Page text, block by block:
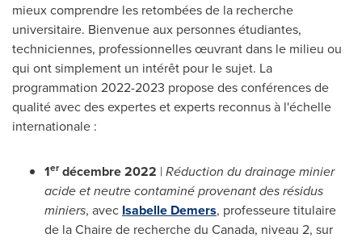
mieux comprendre les retombées de la recherche
universitaire. Bienvenue aux personnes étudiantes,
techniciennes, professionnelles œuvrant dans le milieu ou
qui ont simplement un intérêt pour le sujet. La
programmation 2022-2023 propose des conférences de
qualité avec des expertes et experts reconnus à l'échelle
internationale :
1erdécembre 2022 |Réduction du drainage minier
acide et neutre contaminé provenant des résidus
miniers, avec Isabelle Demers, professeure titulaire
de la Chaire de recherche du Canada, niveau 2, sur